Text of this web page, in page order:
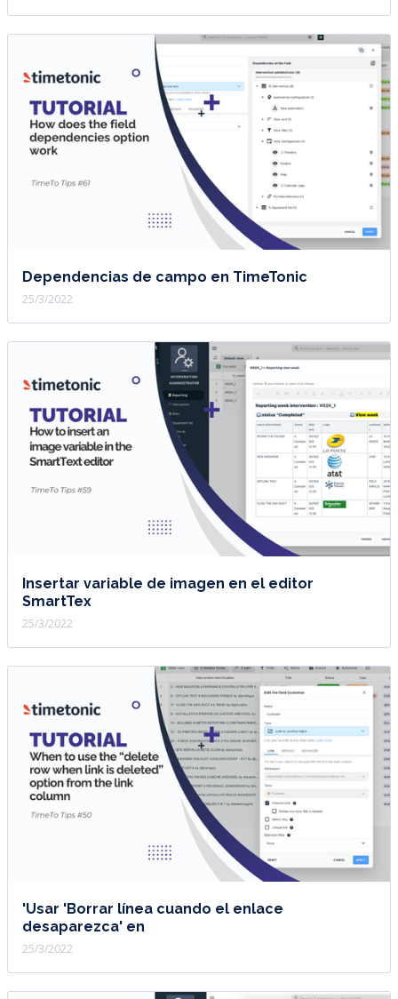
Dependencias de campo en TimeTonic
25/3/2022
Insertar variable de imagen en el editor
SmartTex
25/3/2022
'Usar 'Borrar línea cuando el enlace
desaparezca' en
25/3/2022